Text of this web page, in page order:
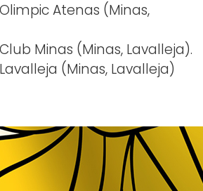
Atenas (Minas,
Minas (Minas, Lavalleja).
(Minas, Lavalleja)